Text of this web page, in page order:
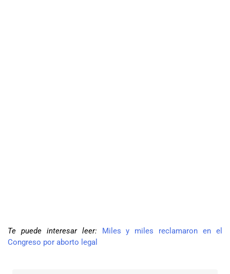
Te puede interesar leer:
Miles y miles reclamaron en el
Congreso por aborto legal